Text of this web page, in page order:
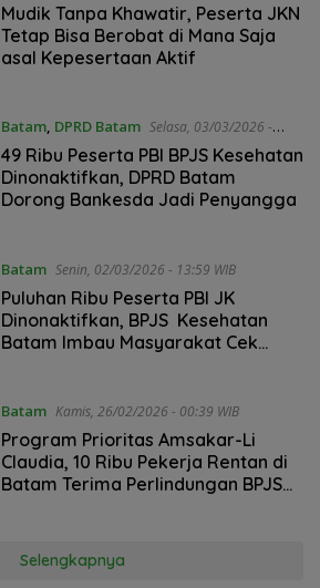
Mudik Tanpa Khawatir, Peserta JKN
Tetap Bisa Berobat di Mana Saja
asal Kepesertaan Aktif
Batam, DPRD Batam Selasa, 03/03/2026 -
11:53 WIB
49 Ribu Peserta PBI BPJS Kesehatan
Dinonaktifkan, DPRD Batam
Dorong Bankesda Jadi Penyangga
Batam Senin, 02/03/2026 - 13:59 WIB
Puluhan Ribu Peserta PBI JK
Dinonaktifkan, BPJS Kesehatan
Batam Imbau Masyarakat Cek
Batam Kamis, 26/02/2026 - 00:39 WIB
Program Prioritas Amsakar-Li
Claudia, 10 Ribu Pekerja Rentan di
Batam Terima Perlindungan BPJS
Selengkapnya